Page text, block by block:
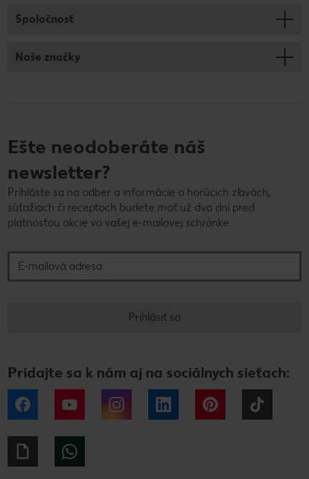
Spoločnosť
Naše značky
Ešte neodoberáte náš
newsletter?
Prihláste sa na odber a informácie o horúcich zľavách,
súťažiach či receptoch budete mať už dva dni pred
platnosťou akcie vo vašej e-mailovej schránke.
Prihlásiť sa
Pridajte sa k nám aj na sociálnych sieťach:
Facebook YouTube Instagram LinkedIn Pinterest
Giphy